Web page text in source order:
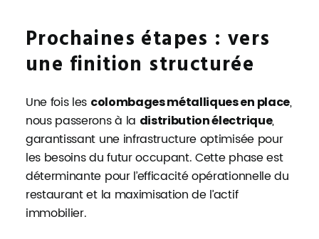
Prochaines étapes : vers
une finition structurée
Une fois les colombages métalliques en place,
nous passerons à la distribution électrique,
garantissant une infrastructure optimisée pour
les besoins du futur occupant. Cette phase est
déterminante pour l’efficacité opérationnelle du
restaurant et la maximisation de l’actif
immobilier.